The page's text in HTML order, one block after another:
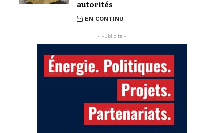
autorités
EN CONTINU
- Publicite -